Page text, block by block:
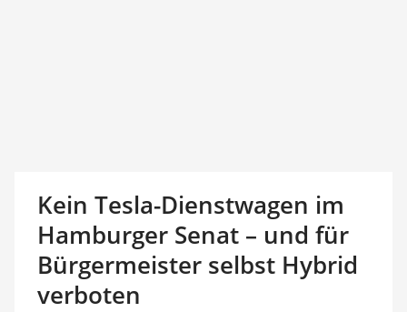
Kein Tesla-Dienstwagen im
Hamburger Senat – und für
Bürgermeister selbst Hybrid
verboten